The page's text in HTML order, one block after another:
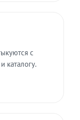
с
каталогу.